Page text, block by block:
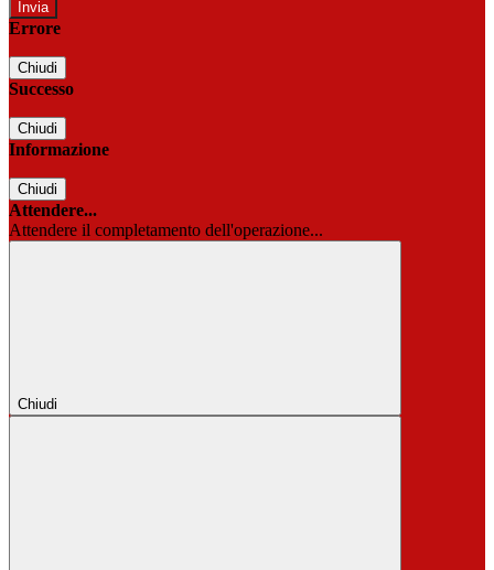
Errore
Chiudi
Successo
Chiudi
Informazione
Chiudi
Attendere...
Attendere il completamento dell'operazione...
Chiudi